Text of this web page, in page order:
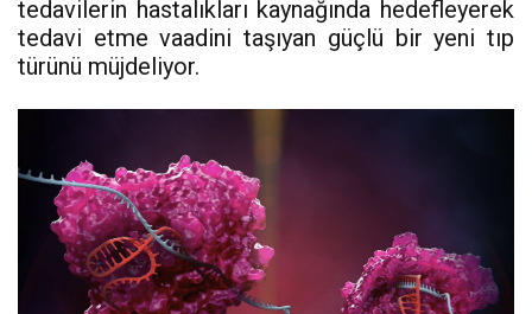
tedavilerin hastalıkları kaynağında hedefleyerek
tedavi etme vaadini taşıyan güçlü bir yeni tıp
türünü müjdeliyor.